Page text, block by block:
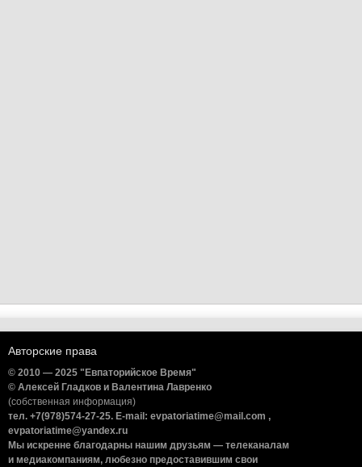
Авторские права
© 2010 — 2025 "Евпаторийское Время"
© Алексей Гладков и Валентина Лавренко
(собственная информация)
тел. +7(978)574-27-25. E-mail: evpatoriatime@mail.com ,
evpatoriatime@yandex.ru
Мы искренне благодарны нашим друзьям — телеканалам
и медиакомпаниям, любезно предоставившим свои